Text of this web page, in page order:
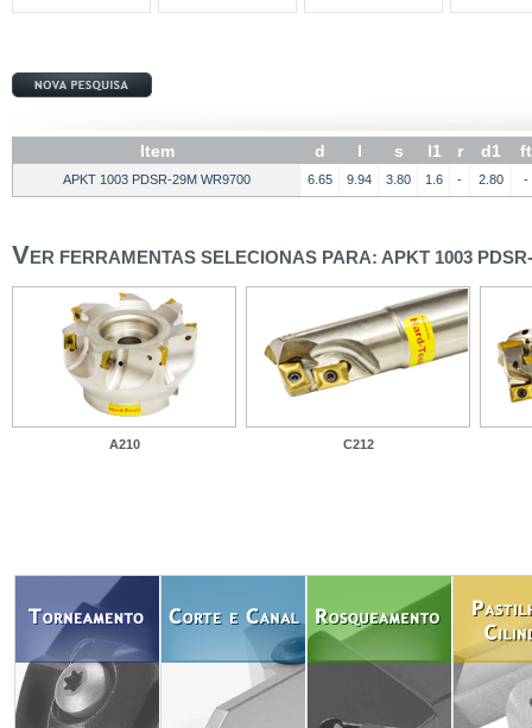
Item d l s l1 r d1 ft
APKT 1003 PDSR-29M WR9700 6.65 9.94 3.80 1.6 - 2.80 -
VER FERRAMENTAS SELECIONAS PARA: APKT 1003
A210 C212